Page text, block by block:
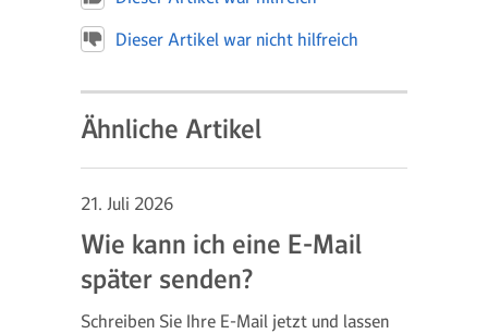
Dieser Artikel war nicht hilfreich
Ähnliche Artikel
21. Juli 2026
Wie kann ich eine E-Mail
später senden?
Schreiben Sie Ihre E-Mail jetzt und lassen